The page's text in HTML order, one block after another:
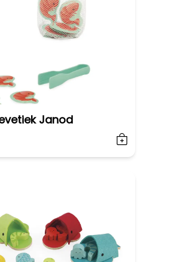
Janod